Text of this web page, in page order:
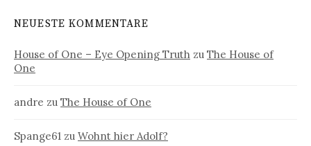
NEUESTE KOMMENTARE
House of One – Eye Opening Truth zu The House of
One
andre zu The House of One
Spange61 zu Wohnt hier Adolf?